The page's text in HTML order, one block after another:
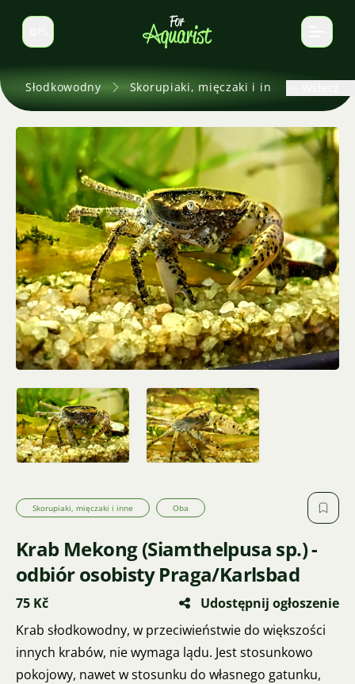
Zmień język
Słodkowodny Skorupiaki, mięczaki i inne
Skorupiaki, mięczaki i inne Oba
Krab Mekong (Siamthelpusa sp.) -
odbiór osobisty Praga/Karlsbad
75 Kč
Udostępnij ogłoszenie
Krab słodkowodny, w przeciwieństwie do większości
innych krabów, nie wymaga lądu. Jest stosunkowo
pokojowy, nawet w stosunku do własnego gatunku,